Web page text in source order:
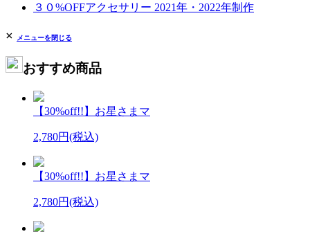
３０%OFFアクセサリー 2021年・2022年制作
× メニューを閉じる
おすすめ商品
【30%off!!】お星さまマ
2,780円(税込)
【30%off!!】お星さまマ
2,780円(税込)